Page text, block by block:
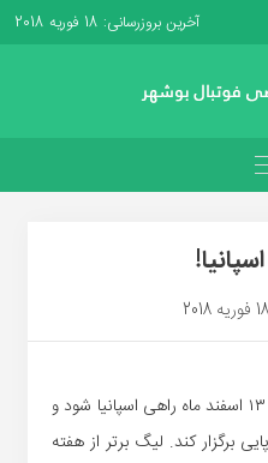
آخرین بروزرسانی: 18 فوریه 2018
تیم فوتبال پارس جنوبی قرار است ۱۳ اسفند ماه راهی اسپانیا شود و
برگزار کند. لیگ برتر از هفته